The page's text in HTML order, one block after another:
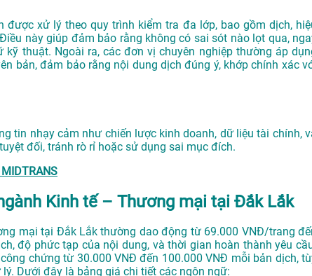
xử lý theo quy trình kiểm tra đa lớp, bao gồm dịch,
này giúp đảm bảo rằng không có sai sót nào lọt qua,
thuật. Ngoài ra, các đơn vị chuyên nghiệp thường áp
bản, đảm bảo rằng nội dung dịch đúng ý, khớp chính xác
tin nhạy cảm như chiến lược kinh doanh, dữ liệu tài chính,
đối, tránh rò rỉ hoặc sử dụng sai mục đích.
Kinh tế – Thương mại tại Đắk Lắk
mại tại Đắk Lắk thường dao động từ 69.000 VNĐ/trang
độ phức tạp của nội dung, và thời gian hoàn thành yêu
chứng từ 30.000 VNĐ đến 100.000 VNĐ mỗi bản dịch,
Dưới đây là bảng giá chi tiết các ngôn ngữ: